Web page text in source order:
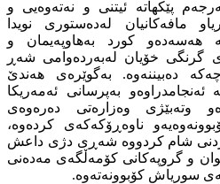
پێكهاتە ئیتنی و نەتەوەیی و
مافەكانیان لەدەستوری نویدا
هەسەدەو كورد بەهاوپەیمان و
خۆیان لەبەردەوامی شەڕ
دەبیننەوە. بەگوێرەی هەندێ
ئەنجامدراوەو بەپرسانی ئەمەریكا
وتەبێژی وەزارەتی دەرەوەی
ناوەڕۆكەكەی كردەوە،
شام كردووە شەڕی دژی داعش
و گروپەكانی كۆمەڵگەی مەدەنی
سوریاش كۆبوونەتەوە.